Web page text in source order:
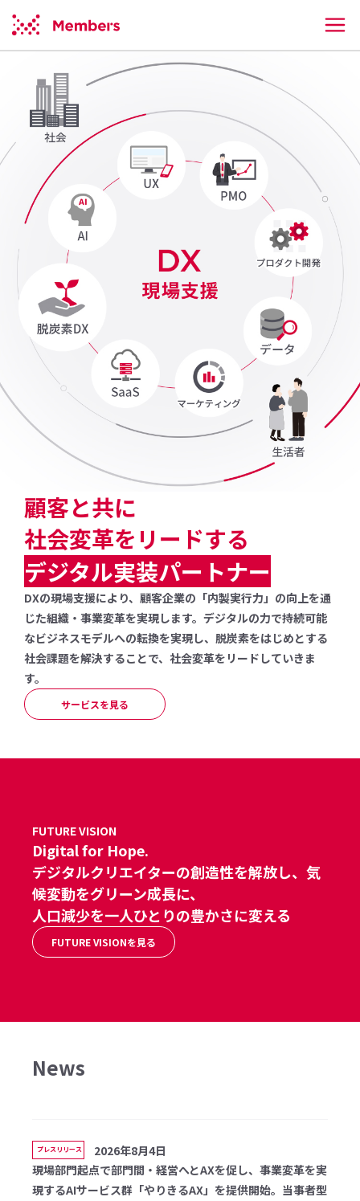
顧客と共に
社会変革をリードする
デジタル実装パートナー
DXの現場支援により、顧客企業の「内製実行力」の向上を通
じた組織・事業変革を実現します。デジタルの力で持続可能
なビジネスモデルへの転換を実現し、脱炭素をはじめとする
社会課題を解決することで、社会変革をリードしていきま
す。
サービスを見る
FUTURE VISION
Digital for Hope.
デジタルクリエイターの創造性を解放し、気
候変動をグリーン成長に、
人口減少を一人ひとりの豊かさに変える
FUTURE VISIONを見る
News
プレスリリース
2026年8月4日
現場部門起点で部門間・経営へとAXを促し、事業変革を実
現するAIサービス群「やりきるAX」を提供開始。当事者型